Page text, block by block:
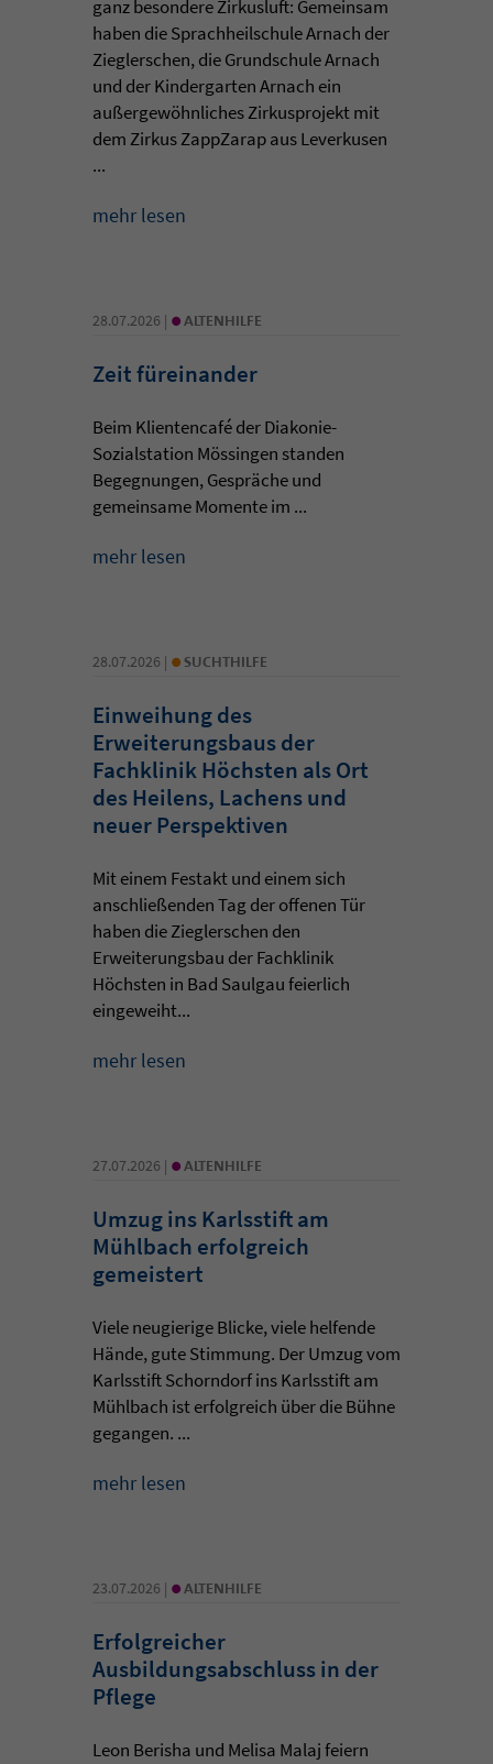
ganz besondere Zirkusluft: Gemeinsam
haben die Sprachheilschule Arnach der
Zieglerschen, die Grundschule Arnach
und der Kindergarten Arnach ein
außergewöhnliches Zirkusprojekt mit
dem Zirkus ZappZarap aus Leverkusen
...
mehr lesen
28.07.2026 | • ALTENHILFE
Zeit füreinander
Beim Klientencafé der Diakonie-
Sozialstation Mössingen standen
Begegnungen, Gespräche und
gemeinsame Momente im ...
mehr lesen
28.07.2026 | • SUCHTHILFE
Einweihung des
Erweiterungsbaus der
Fachklinik Höchsten als Ort
des Heilens, Lachens und
neuer Perspektiven
Mit einem Festakt und einem sich
anschließenden Tag der offenen Tür
haben die Zieglerschen den
Erweiterungsbau der Fachklinik
Höchsten in Bad Saulgau feierlich
eingeweiht...
mehr lesen
27.07.2026 | • ALTENHILFE
Umzug ins Karlsstift am
Mühlbach erfolgreich
gemeistert
Viele neugierige Blicke, viele helfende
Hände, gute Stimmung. Der Umzug vom
Karlsstift Schorndorf ins Karlsstift am
Mühlbach ist erfolgreich über die Bühne
gegangen. ...
mehr lesen
23.07.2026 | • ALTENHILFE
Erfolgreicher
Ausbildungsabschluss in der
Pflege
Leon Berisha und Melisa Malaj feiern